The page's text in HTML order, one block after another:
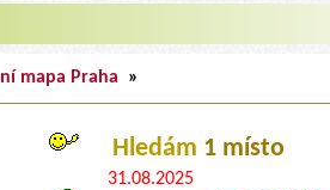
mapa Praha »
Hledám 1 místo
31.08.2025